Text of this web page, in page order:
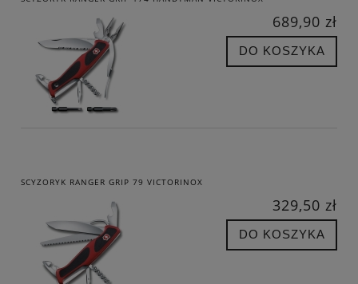
689,90 zł
DO KOSZYKA
SCYZORYK RANGER GRIP 79 VICTORINOX
329,50 zł
DO KOSZYKA